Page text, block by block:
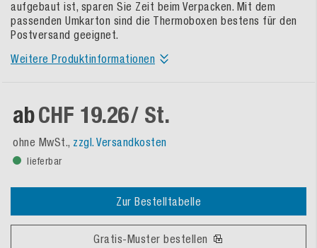
aufgebaut ist, sparen Sie Zeit beim Verpacken. Mit dem
passenden Umkarton sind die Thermoboxen bestens für den
Postversand geeignet.
Weitere Produktinformationen
abCHF 19.26/ St.
ohne MwSt., zzgl. Versandkosten
lieferbar
Zur Bestelltabelle
Gratis-Muster bestellen